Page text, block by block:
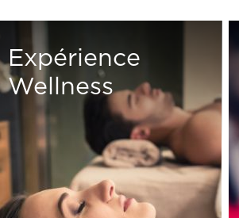
Expérience
Wellness